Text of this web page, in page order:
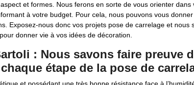
et formes. Nous ferons en sorte de vous orienter
à votre budget. Pour cela, nous pouvons vous
Exposez-nous donc vos projets pose de carrelage et nous
donner vie à vos idées de décoration.
: Nous savons faire preuve
étape de la pose de